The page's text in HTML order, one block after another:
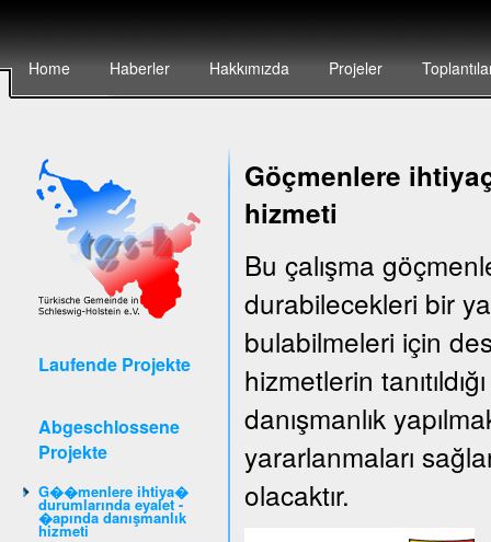
Home Haberler Hakkımızda Projeler
Laufende Projekte
Abgeschlossene
Projekte
G��menlere ihtiya�
durumlarında eyalet -
�apında danışmanlık
hizmeti
Göçmenlere
hizmeti
Bu çalışma
durabilecekleri bir
bulabilmeleri için
hizmetlerin
danışmanlık
yararlanmaları
olacaktır.